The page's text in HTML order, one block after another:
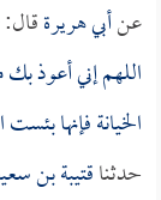
عنأبي هريرة
اللهم إني أعوذ
الخيانة فإنها
حدثناقتيبة بن